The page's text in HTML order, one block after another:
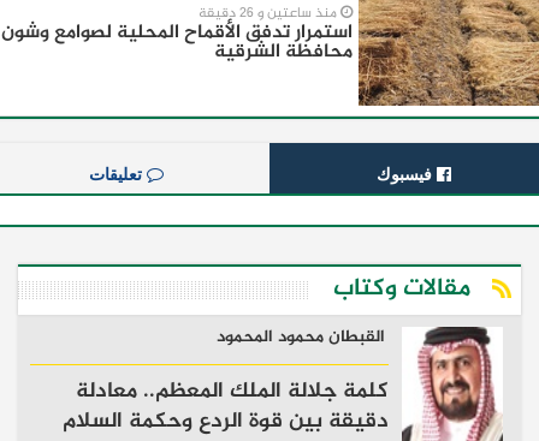
منذ ساعتين و 26 دقيقة
استمرار تدفق الأقماح المحلية لصوامع وشون
محافظة الشرقية
فيسبوك تعليقات
مقالات وكتاب
القبطان محمود المحمود
كلمة جلالة الملك المعظم.. معادلة
دقيقة بين قوة الردع وحكمة السلام